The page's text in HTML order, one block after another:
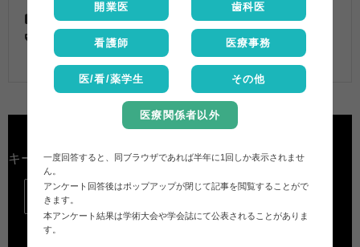
製剤学的特性情報
,ボグリボース 簡易懸濁法,粉砕
キーワード検索

開業医 歯科医
看護師 医療事務
医/看/薬学生 その他
医療関係者以外
一度回答すると、同ブラウザであれば半年に1回しか表示されませ
ん。
アンケート回答後はポップアップが閉じて記事を閲覧することがで
きます。
本アンケート結果は学術大会や学会誌にて公表されることがありま
す。